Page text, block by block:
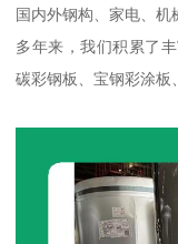
国内外钢构、家电、机
多年来，我们积累了
碳彩钢板、宝钢彩涂板